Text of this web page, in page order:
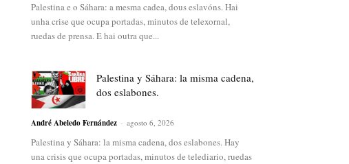
Palestina e o Sáhara: a mesma cadea, dous eslavóns. Hai
unha crise que ocupa portadas, minutos de telexornal,
ruedas de prensa. E hai outra que...
Palestina y Sáhara: la misma cadena,
dos eslabones.
André Abeledo Fernández - agosto 6, 2026
Palestina y Sáhara: la misma cadena, dos eslabones. Hay
una crisis que ocupa portadas, minutos de telediario, ruedas